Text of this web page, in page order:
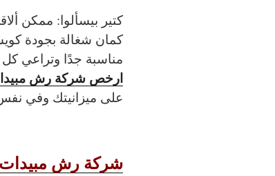
كتير بيسألوا: ممكن
كمان شغالة بجودة
مناسبة جدًا وتراعي
ارخص شركة رش
على ميزانيتك وفي
شركة رش